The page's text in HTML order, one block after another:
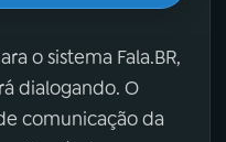
o sistema Fala.BR,
dialogando. O
comunicação da